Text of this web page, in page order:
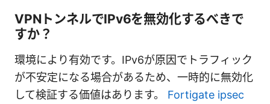
VPNトンネルでIPv6を無効化するべきで
すか？
環境により有効です。IPv6が原因でトラフィック
が不安定になる場合があるため、一時的に無効化
して検証する価値はあります。 Fortigate ipsec